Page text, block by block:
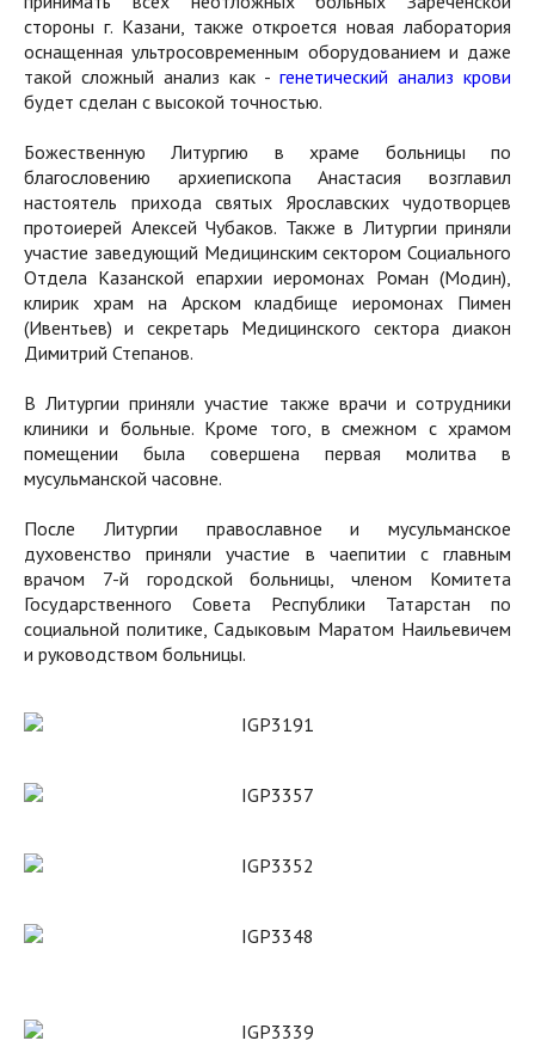
стороны г. Казани, также откроется новая лаборатория
оснащенная ультросовременным оборудованием и даже
такой сложный анализ как - генетический анализ крови
будет сделан с высокой точностью.
Божественную Литургию в храме больницы по
благословению архиепископа Анастасия возглавил
настоятель прихода святых Ярославских чудотворцев
протоиерей Алексей Чубаков. Также в Литургии приняли
участие заведующий Медицинским сектором Социального
Отдела Казанской епархии иеромонах Роман (Модин),
клирик храм на Арском кладбище иеромонах Пимен
(Ивентьев) и секретарь Медицинского сектора диакон
Димитрий Степанов.
В Литургии приняли участие также врачи и сотрудники
клиники и больные. Кроме того, в смежном с храмом
помещении была совершена первая молитва в
мусульманской часовне.
После Литургии православное и мусульманское
духовенство приняли участие в чаепитии с главным
врачом 7-й городской больницы, членом Комитета
Государственного Совета Республики Татарстан по
социальной политике, Садыковым Маратом Наильевичем
и руководством больницы.